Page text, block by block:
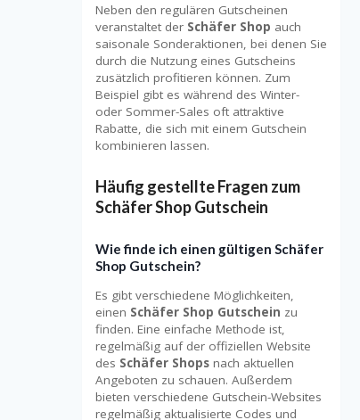
Neben den regulären Gutscheinen
veranstaltet der Schäfer Shop auch
saisonale Sonderaktionen, bei denen Sie
durch die Nutzung eines Gutscheins
zusätzlich profitieren können. Zum
Beispiel gibt es während des Winter-
oder Sommer-Sales oft attraktive
Rabatte, die sich mit einem Gutschein
kombinieren lassen.
Häufig gestellte Fragen zum
Schäfer Shop Gutschein
Wie finde ich einen gültigen Schäfer
Shop Gutschein?
Es gibt verschiedene Möglichkeiten,
einen Schäfer Shop Gutschein zu
finden. Eine einfache Methode ist,
regelmäßig auf der offiziellen Website
des Schäfer Shops nach aktuellen
Angeboten zu schauen. Außerdem
bieten verschiedene Gutschein-Websites
regelmäßig aktualisierte Codes und